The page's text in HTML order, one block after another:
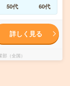
50代 60代
詳しく見る
（全国）